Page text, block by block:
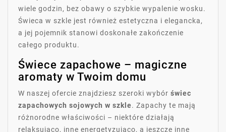
wiele godzin, bez obawy o szybkie wypalenie wosku.
Świeca w szkle jest również estetyczna i elegancka,
a jej pojemnik stanowi doskonałe zakończenie
całego produktu.
Świece zapachowe – magiczne
aromaty w Twoim domu
W naszej ofercie znajdziesz szeroki wybór świec
zapachowych sojowych w szkle. Zapachy te mają
różnorodne właściwości – niektóre działają
relaksująco, inne energetyzująco, a jeszcze inne